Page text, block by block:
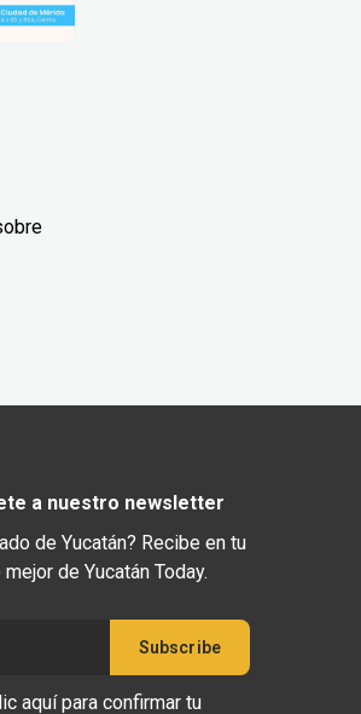
a nuestro newsletter
de Yucatán? Recibe en tu
de Yucatán Today.
aquí para confirmar tu